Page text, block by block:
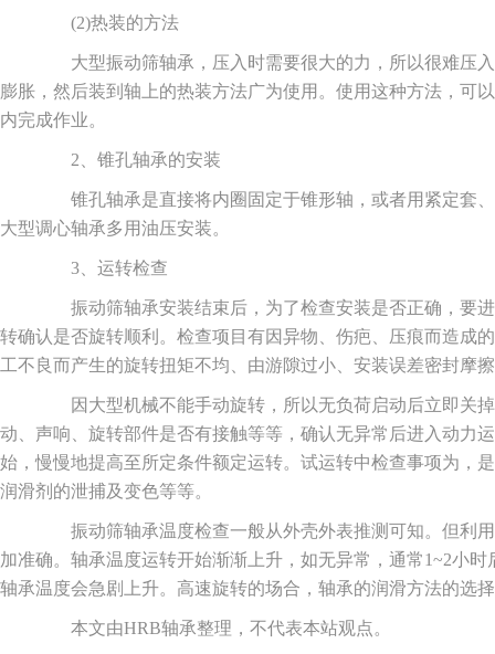
(2)热装的方法
大型振动筛轴承，压入时需要很大的力，所以很难压入
膨胀，然后装到轴上的热装方法广为使用。使用这种方法，可
内完成作业。
2、锥孔轴承的安装
锥孔轴承是直接将内圈固定于锥形轴，或者用紧定套、
大型调心轴承多用油压安装。
3、运转检查
振动筛轴承安装结束后，为了检查安装是否正确，要进
转确认是否旋转顺利。检查项目有因异物、伤疤、压痕而造成
工不良而产生的旋转扭矩不均、由游隙过小、安装误差密封摩
因大型机械不能手动旋转，所以无负荷启动后立即关掉
动、声响、旋转部件是否有接触等等，确认无异常后进入动力
始，慢慢地提高至所定条件额定运转。试运转中检查事项为，
润滑剂的泄捕及变色等等。
振动筛轴承温度检查一般从外壳外表推测可知。但利用
加准确。轴承温度运转开始渐渐上升，如无异常，通常1~2小
轴承温度会急剧上升。高速旋转的场合，轴承的润滑方法的选
本文由HRB轴承整理，不代表本站观点。